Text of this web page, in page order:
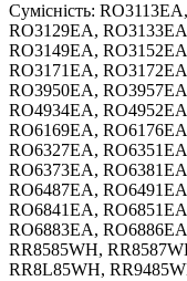
Сумісність:
RO3129EA,
RO3149EA,
RO3171EA,
RO3950EA,
RO4934EA,
RO6169EA,
RO6327EA,
RO6373EA,
RO6487EA,
RO6841EA,
RO6883EA,
RR8585WH,
RR8L85WH,